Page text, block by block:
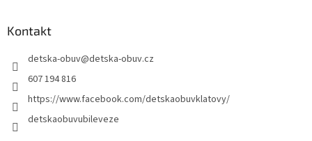
Kontakt
detska-obuv@detska-obuv.cz
607 194 816
https://www.facebook.com/detskaobuvklatovy/
detskaobuvubileveze